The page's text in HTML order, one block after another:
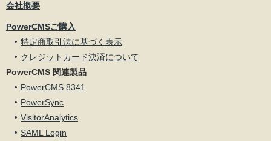
会社概要
PowerCMSご購入
特定商取引法に基づく表示
クレジットカード決済について
PowerCMS 関連製品
PowerCMS 8341
PowerSync
VisitorAnalytics
SAML Login